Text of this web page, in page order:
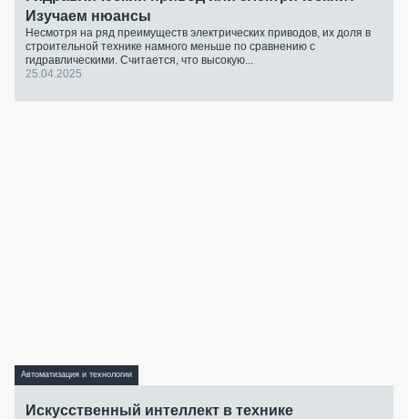
Изучаем нюансы
Несмотря на ряд преимуществ электрических приводов, их доля в
строительной технике намного меньше по сравнению с
гидравлическими. Считается, что высокую...
25.04.2025
Автоматизация и технологии
Искусственный интеллект в технике